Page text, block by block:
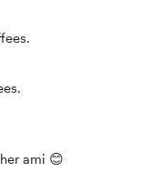
ami 😊